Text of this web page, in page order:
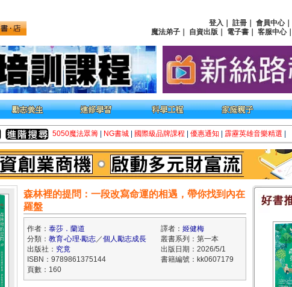
登入 註冊 會員中心｜
魔法弟子
自資出版 電子書 客服中心｜
5050魔法眾籌 NG書城 國際級品牌課程 優惠通知 霹靂英雄音樂精選
森林裡的提問：一段改寫命運的相遇，帶你找到內在
羅盤
作者： 泰莎．蘭道 譯者： 姬健梅
分類： 教育‧心理‧勵志／個人勵志成長
叢書系列：第一本
出版社： 究竟
出版日期：2026/5/1
ISBN：9789861375144
書籍編號：kk0607179
頁數：160